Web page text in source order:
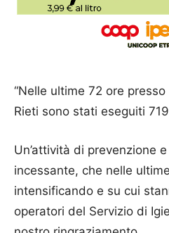
“Nelle ultime 72 ore
Rieti sono stati eseguiti
Un’attività di prevenzione
incessante, che nelle
intensificando e su cui
operatori del Servizio di